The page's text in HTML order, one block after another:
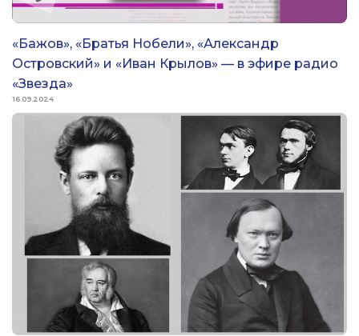
«Бажов», «Братья Нобели», «Александр
Островский» и «Иван Крылов» — в эфире радио
«Звезда»
16.09.2024